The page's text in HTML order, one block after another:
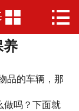
网站首页
介
展示
厂景
 
养
品的车辆，那
做吗？下面就